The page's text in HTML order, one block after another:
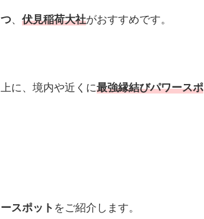
、 伏見稲荷大社がおすすめです。
に、境内や近くに最強縁結びパワースポ
スポット をご紹介します。